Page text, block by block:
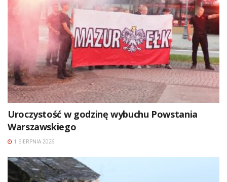
Uroczystość w godzinę wybuchu Powstania
Warszawskiego
1 SIERPNIA 2026